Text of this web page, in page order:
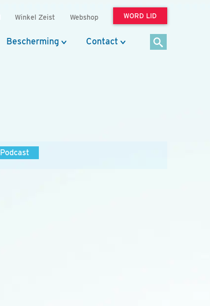
Winkel Zeist Webshop WORD LID
Bescherming Contact
Podcast